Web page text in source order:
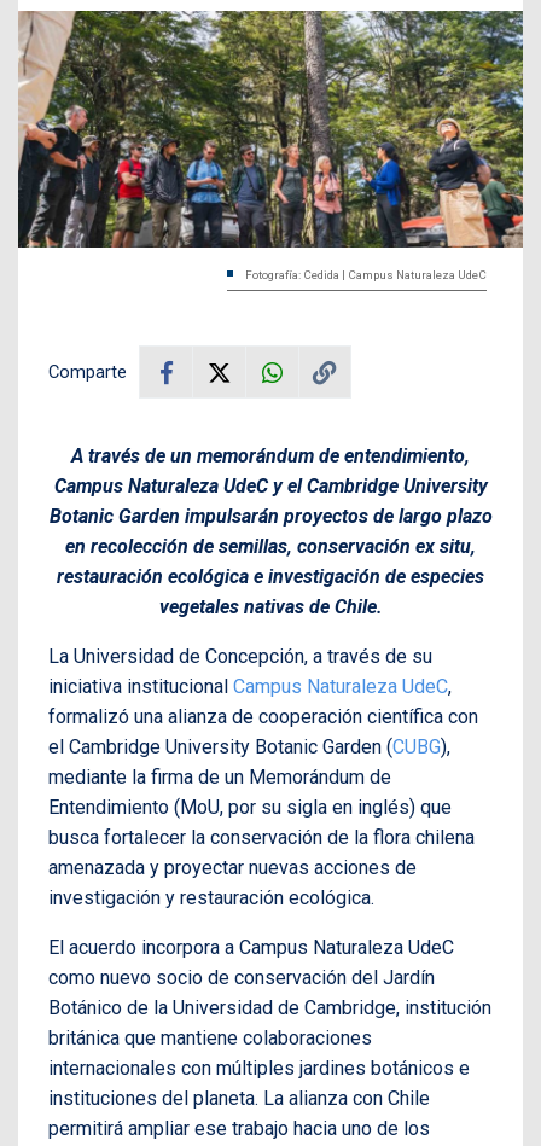
Fotografía: Cedida | Campus Naturaleza UdeC
Comparte
A través de un memorándum de entendimiento,
Campus Naturaleza UdeC y el Cambridge University
Botanic Garden impulsarán proyectos de largo plazo
en recolección de semillas, conservación ex situ,
restauración ecológica e investigación de especies
vegetales nativas de Chile.
La Universidad de Concepción, a través de su
iniciativa institucional Campus Naturaleza UdeC,
formalizó una alianza de cooperación científica con
el Cambridge University Botanic Garden (CUBG),
mediante la firma de un Memorándum de
Entendimiento (MoU, por su sigla en inglés) que
busca fortalecer la conservación de la flora chilena
amenazada y proyectar nuevas acciones de
investigación y restauración ecológica.
El acuerdo incorpora a Campus Naturaleza UdeC
como nuevo socio de conservación del Jardín
Botánico de la Universidad de Cambridge, institución
británica que mantiene colaboraciones
internacionales con múltiples jardines botánicos e
instituciones del planeta. La alianza con Chile
permitirá ampliar ese trabajo hacia uno de los